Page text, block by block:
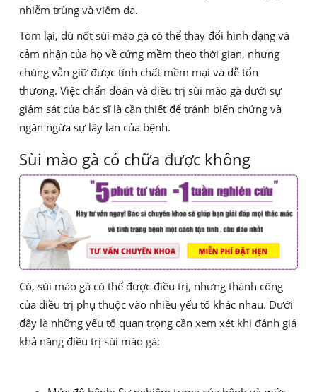
nhiễm trùng và viêm da.
Tóm lại, dù nốt sùi mào gà có thể thay đổi hình dạng và
cảm nhận của họ về cứng mềm theo thời gian, nhưng
chúng vẫn giữ được tính chất mềm mại và dễ tổn
thương. Việc chẩn đoán và điều trị sùi mào gà dưới sự
giám sát của bác sĩ là cần thiết để tránh biến chứng và
ngăn ngừa sự lây lan của bệnh.
Sùi mào gà có chữa được không
Có, sùi mào gà có thể được điều trị, nhưng thành công
của điều trị phụ thuộc vào nhiều yếu tố khác nhau. Dưới
đây là những yếu tố quan trọng cần xem xét khi đánh giá
khả năng điều trị sùi mào gà: